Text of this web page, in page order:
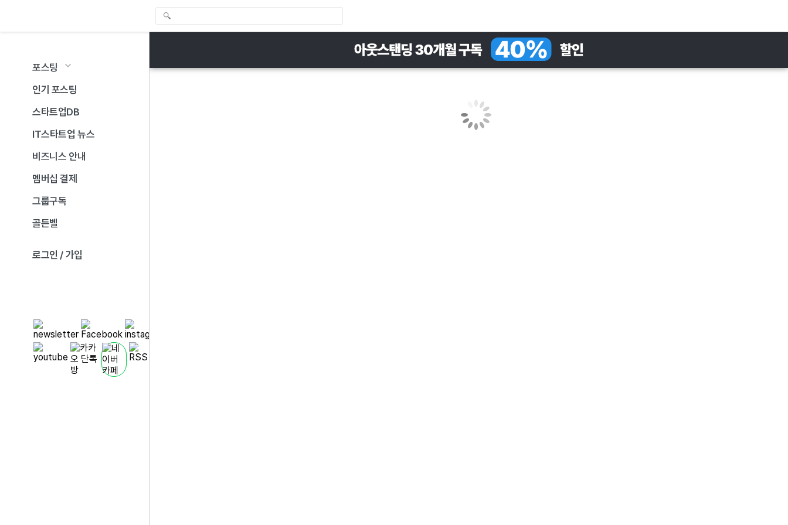
포스팅
인기 포스팅
스타트업DB
IT스타트업 뉴스
비즈니스 안내
멤버십 결제
그룹구독
골든벨
로그인 / 가입